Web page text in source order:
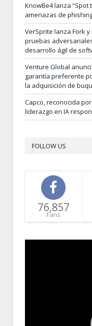
KnowBe4 lanza “Spot
amenazas de
VerSprite lanza Fork
pruebas
desarrollo ágil de
Venture Global
garantía preferente
la adquisición de
Capco, reconocida
liderazgo en IA
FOLLOW US
76,857
Fans